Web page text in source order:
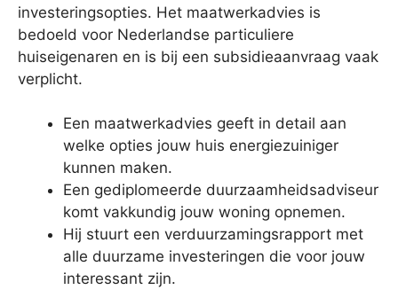
investeringsopties. Het maatwerkadvies is
bedoeld voor Nederlandse particuliere
huiseigenaren en is bij een subsidieaanvraag vaak
verplicht.
Een maatwerkadvies geeft in detail aan
welke opties jouw huis energiezuiniger
kunnen maken.
Een gediplomeerde duurzaamheidsadviseur
komt vakkundig jouw woning opnemen.
Hij stuurt een verduurzamingsrapport met
alle duurzame investeringen die voor jouw
interessant zijn.